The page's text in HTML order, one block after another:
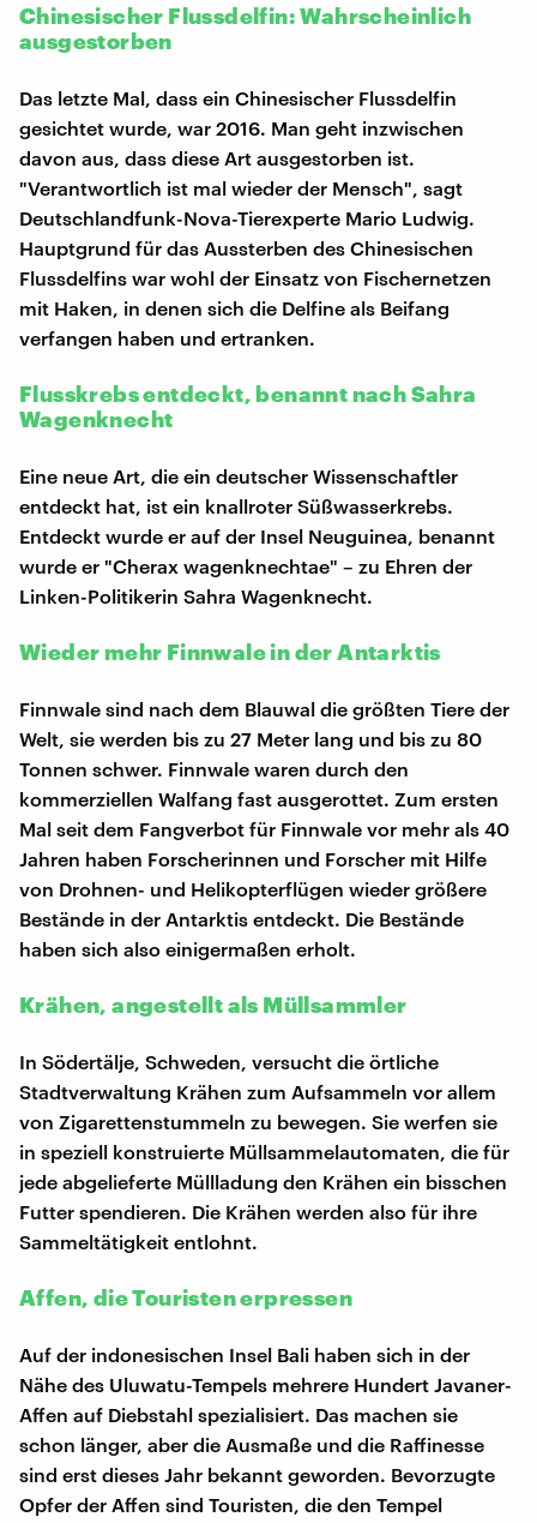
Chinesischer Flussdelfin: Wahrscheinlich
ausgestorben
Das letzte Mal, dass ein Chinesischer Flussdelfin
gesichtet wurde, war 2016. Man geht inzwischen
davon aus, dass diese Art ausgestorben ist.
"Verantwortlich ist mal wieder der Mensch", sagt
Deutschlandfunk-Nova-Tierexperte Mario Ludwig.
Hauptgrund für das Aussterben des Chinesischen
Flussdelfins war wohl der Einsatz von Fischernetzen
mit Haken, in denen sich die Delfine als Beifang
verfangen haben und ertranken.
Flusskrebs entdeckt, benannt nach Sahra
Wagenknecht
Eine neue Art, die ein deutscher Wissenschaftler
entdeckt hat, ist ein knallroter Süßwasserkrebs.
Entdeckt wurde er auf der Insel Neuguinea, benannt
wurde er "Cherax wagenknechtae" – zu Ehren der
Linken-Politikerin Sahra Wagenknecht.
Wieder mehr Finnwale in der Antarktis
Finnwale sind nach dem Blauwal die größten Tiere der
Welt, sie werden bis zu 27 Meter lang und bis zu 80
Tonnen schwer. Finnwale waren durch den
kommerziellen Walfang fast ausgerottet. Zum ersten
Mal seit dem Fangverbot für Finnwale vor mehr als 40
Jahren haben Forscherinnen und Forscher mit Hilfe
von Drohnen- und Helikopterflügen wieder größere
Bestände in der Antarktis entdeckt. Die Bestände
haben sich also einigermaßen erholt.
Krähen, angestellt als Müllsammler
In Södertälje, Schweden, versucht die örtliche
Stadtverwaltung Krähen zum Aufsammeln vor allem
von Zigarettenstummeln zu bewegen. Sie werfen sie
in speziell konstruierte Müllsammelautomaten, die für
jede abgelieferte Müllladung den Krähen ein bisschen
Futter spendieren. Die Krähen werden also für ihre
Sammeltätigkeit entlohnt.
Affen, die Touristen erpressen
Auf der indonesischen Insel Bali haben sich in der
Nähe des Uluwatu-Tempels mehrere Hundert Javaner-
Affen auf Diebstahl spezialisiert. Das machen sie
schon länger, aber die Ausmaße und die Raffinesse
sind erst dieses Jahr bekannt geworden. Bevorzugte
Opfer der Affen sind Touristen, die den Tempel